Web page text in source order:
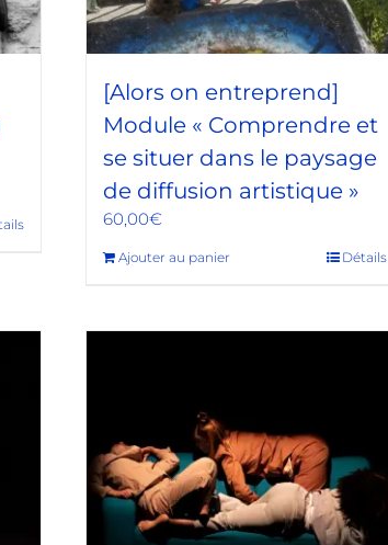
[Alors on entreprend]
Module « Comprendre et
se situer dans le paysage
de diffusion artistique »
60,00€
Ajouter au panier Détails